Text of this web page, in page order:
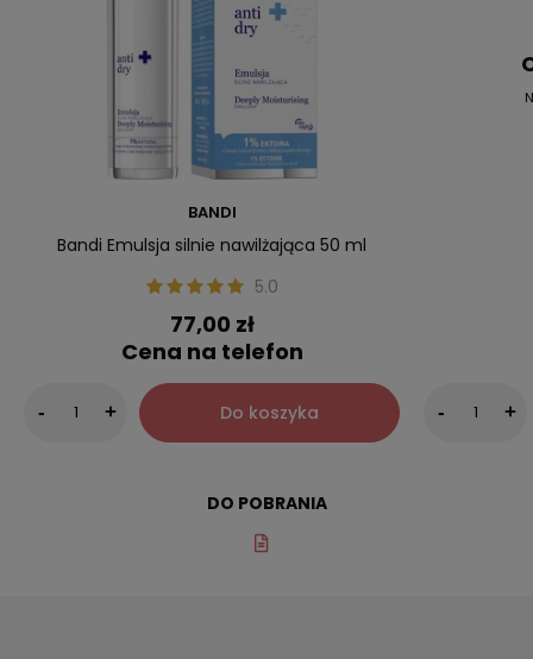
BANDI
Bandi Emulsja silnie nawilżająca 50 ml
5.0
77,00 zł
Cena na telefon
- + Do koszyka - +
DO POBRANIA